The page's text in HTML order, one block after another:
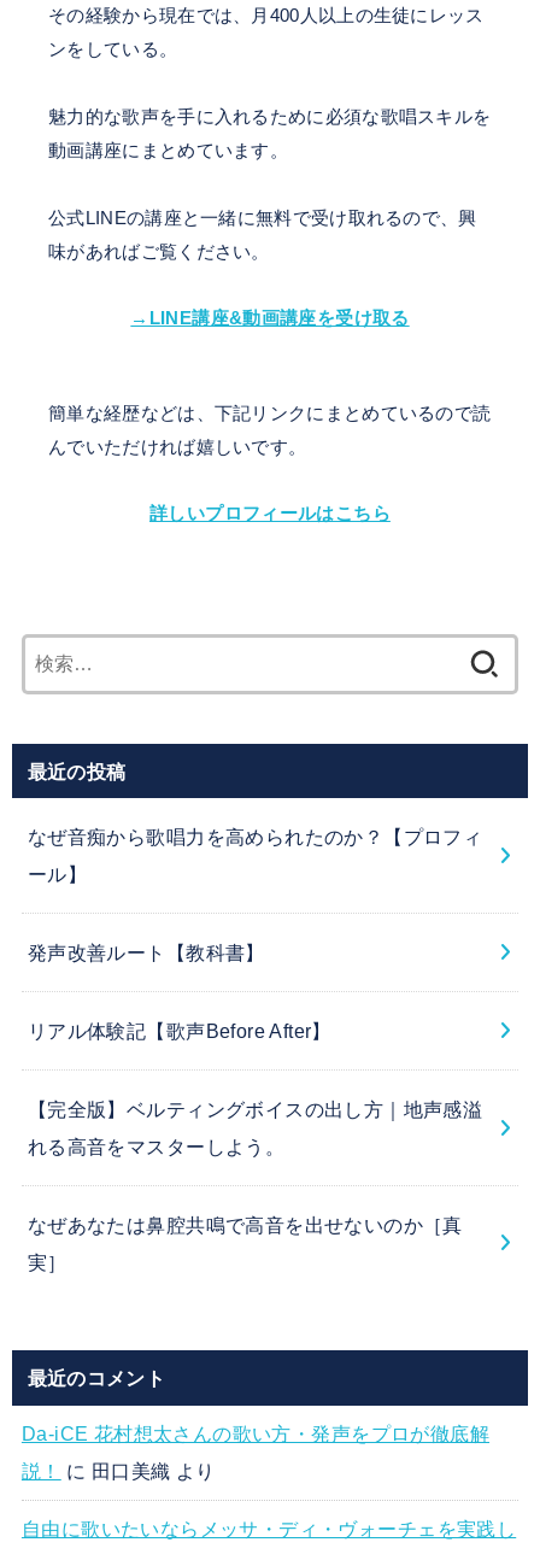
その経験から現在では、月400人以上の生徒にレッス
ンをしている。
魅力的な歌声を手に入れるために必須な歌唱スキルを
動画講座にまとめています。
公式LINEの講座と一緒に無料で受け取れるので、興
味があればご覧ください。
→LINE講座&動画講座を受け取る
簡単な経歴などは、下記リンクにまとめているので読
んでいただければ嬉しいです。
詳しいプロフィールはこちら
索:
最近の投稿
なぜ音痴から歌唱力を高められたのか？【プロフィ
ール】
発声改善ルート【教科書】
リアル体験記【歌声Before After】
【完全版】ベルティングボイスの出し方｜地声感溢
れる高音をマスターしよう。
なぜあなたは鼻腔共鳴で高音を出せないのか［真
実］
最近のコメント
Da-iCE 花村想太さんの歌い方・発声をプロが徹底解
説！
に 田口美織 より
自由に歌いたいならメッサ・ディ・ヴォーチェを実践し